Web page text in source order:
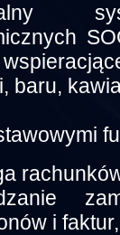
baru,
i faktur,